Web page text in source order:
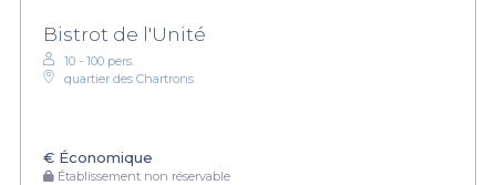
Bistrot de l'Unité
10 - 100 pers.
quartier des Chartrons
€ Économique
Établissement non réservable